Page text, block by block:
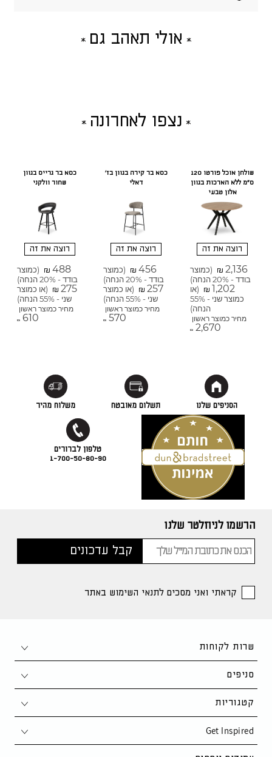
אולי תאהב גם
נצפו לאחרונה
שולחן אוכל פורטו 120
ס"מ ללא הארכות בגוון
אלון טבעי
רוצה את זה
₪ 2,136
(כמוצר
בודד - 20% הנחה)
₪ 1,202
(או
כמוצר שני - 55%
הנחה)
מחיר כמוצר ראשון
₪ 2,670
כסא בר קירה בגוון בז'
דאלי
רוצה את זה
₪ 456
(כמוצר
בודד - 20% הנחה)
₪ 257
(או כמוצר
שני - 55% הנחה)
מחיר כמוצר ראשון
₪ 570
כסא בר גרייס בגוון
שחור וולקני
רוצה את זה
₪ 488
(כמוצר
בודד - 20% הנחה)
₪ 275
(או כמוצר
שני - 55% הנחה)
מחיר כמוצר ראשון
₪ 610
הסניפים שלנו תשלום מאובטח משלוח מהיר
1-700-50-80-90
הרשמו לניוזלטר שלנו
קראתי ואני מסכים לתנאי השימוש באתר
שרות לקוחות
צור קשר
1-700-50-80-90
support@kaza.co.il
סניפים
חיפה
פתח תקווה
קטגוריות
סלון
Get Inspired